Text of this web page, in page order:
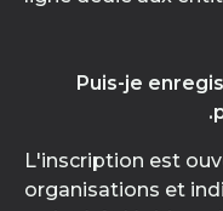
Puis-je
L'inscription est
organisations et